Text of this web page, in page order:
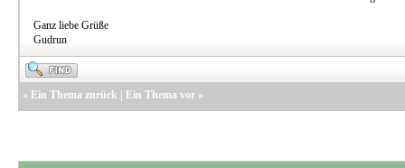
Ganz liebe Grüße
Gudrun
« Ein Thema zurück Ein Thema vor »